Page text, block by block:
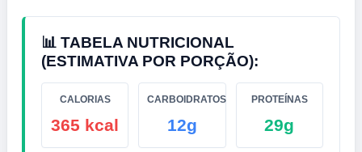
📊 TABELA NUTRICIONAL
(ESTIMATIVA POR PORÇÃO):
CALORIAS
365 kcal
CARBOIDRATOS
12g
PROTEÍNAS
29g